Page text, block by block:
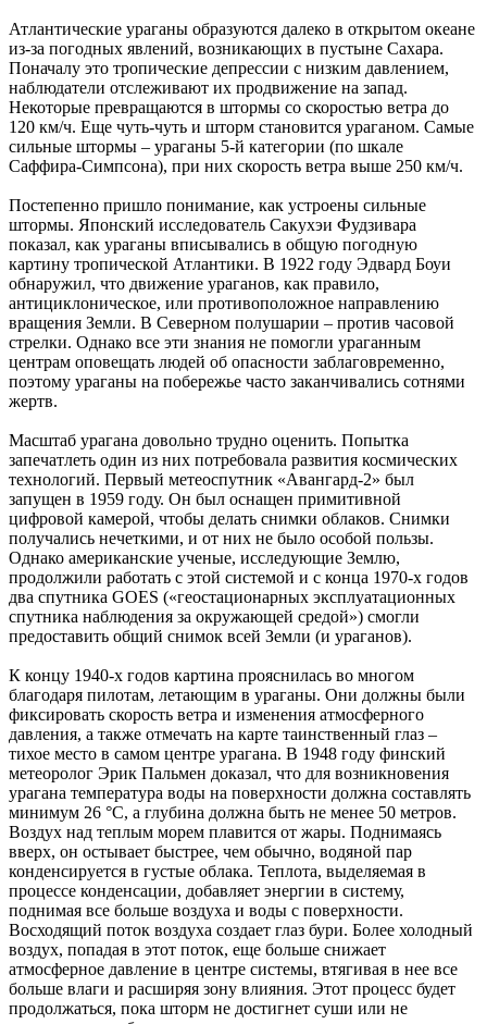
Атлантические ураганы образуются далеко в открытом океане
из-за погодных явлений, возникающих в пустыне Сахара.
Поначалу это тропические депрессии с низким давлением,
наблюдатели отслеживают их продвижение на запад.
Некоторые превращаются в штормы со скоростью ветра до
120 км/ч. Еще чуть-чуть и шторм становится ураганом. Самые
сильные штормы – ураганы 5-й категории (по шкале
Саффира-Симпсона), при них скорость ветра выше 250 км/ч.
Постепенно пришло понимание, как устроены сильные
штормы. Японский исследователь Сакухэи Фудзивара
показал, как ураганы вписывались в общую погодную
картину тропической Атлантики. В 1922 году Эдвард Боуи
обнаружил, что движение ураганов, как правило,
антициклоническое, или противоположное направлению
вращения Земли. В Северном полушарии – против часовой
стрелки. Однако все эти знания не помогли ураганным
центрам оповещать людей об опасности заблаговременно,
поэтому ураганы на побережье часто заканчивались сотнями
жертв.
Масштаб урагана довольно трудно оценить. Попытка
запечатлеть один из них потребовала развития космических
технологий. Первый метеоспутник «Авангард-2» был
запущен в 1959 году. Он был оснащен примитивной
цифровой камерой, чтобы делать снимки облаков. Снимки
получались нечеткими, и от них не было особой пользы.
Однако американские ученые, исследующие Землю,
продолжили работать с этой системой и с конца 1970-х годов
два спутника GOES («геостационарных эксплуатационных
спутника наблюдения за окружающей средой») смогли
предоставить общий снимок всей Земли (и ураганов).
К концу 1940-х годов картина прояснилась во многом
благодаря пилотам, летающим в ураганы. Они должны были
фиксировать скорость ветра и изменения атмосферного
давления, а также отмечать на карте таинственный глаз –
тихое место в самом центре урагана. В 1948 году финский
метеоролог Эрик Пальмен доказал, что для возникновения
урагана температура воды на поверхности должна составлять
минимум 26 °C, а глубина должна быть не менее 50 метров.
Воздух над теплым морем плавится от жары. Поднимаясь
вверх, он остывает быстрее, чем обычно, водяной пар
конденсируется в густые облака. Теплота, выделяемая в
процессе конденсации, добавляет энергии в систему,
поднимая все больше воздуха и воды с поверхности.
Восходящий поток воздуха создает глаз бури. Более холодный
воздух, попадая в этот поток, еще больше снижает
атмосферное давление в центре системы, втягивая в нее все
больше влаги и расширяя зону влияния. Этот процесс будет
продолжаться, пока шторм не достигнет суши или не